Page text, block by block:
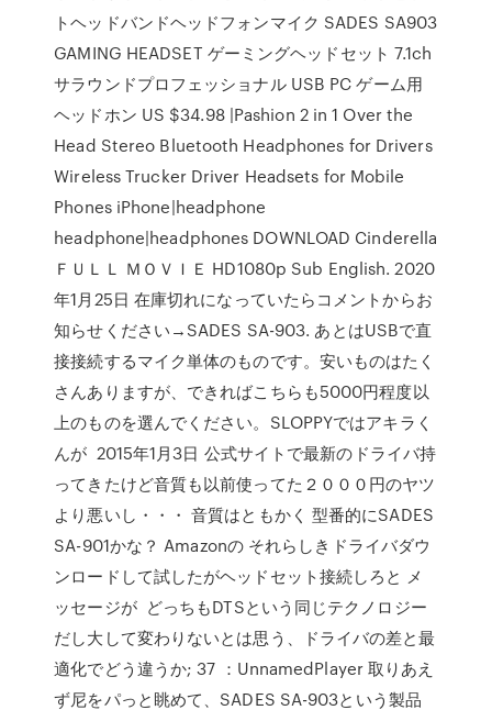
トヘッドバンドヘッドフォンマイク SADES SA903
GAMING HEADSET ゲーミングヘッドセット 7.1ch
サラウンドプロフェッショナル USB PC ゲーム用
ヘッドホン US $34.98 |Pashion 2 in 1 Over the
Head Stereo Bluetooth Headphones for Drivers
Wireless Trucker Driver Headsets for Mobile
Phones iPhone|headphone
headphone|headphones DOWNLOAD Cinderella
ＦＵＬＬ ＭＯＶＩＥ HD1080p Sub English. 2020
年1月25日 在庫切れになっていたらコメントからお
知らせください→SADES SA-903. あとはUSBで直
接接続するマイク単体のものです。安いものはたく
さんありますが、できればこちらも5000円程度以
上のものを選んでください。SLOPPYではアキラく
んが 2015年1月3日 公式サイトで最新のドライバ持
ってきたけど音質も以前使ってた２０００円のヤツ
より悪いし・・・ 音質はともかく 型番的にSADES
SA-901かな？ Amazonの それらしきドライバダウ
ンロードして試したがヘッドセット接続しろと メ
ッセージが どっちもDTSという同じテクノロジー
だし大して変わりないとは思う、ドライバの差と最
適化でどう違うか; 37 ：UnnamedPlayer 取りあえ
ず尼をパっと眺めて、SADES SA-903という製品